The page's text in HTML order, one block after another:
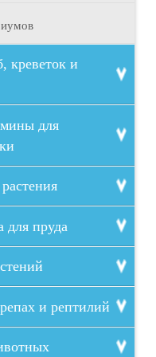
креветок и
для
для пруда
и рептилий